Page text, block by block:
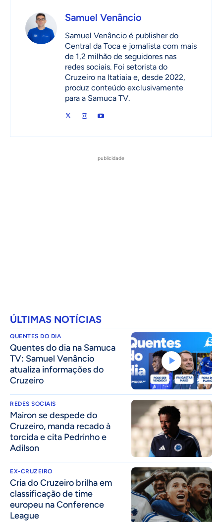
Samuel Venâncio
Samuel Venâncio é publisher do
Central da Toca e jornalista com mais
de 1,2 milhão de seguidores nas
redes sociais. Foi setorista do
Cruzeiro na Itatiaia e, desde 2022,
produz conteúdo exclusivamente
para a Samuca TV.
publicidade
ÚLTIMAS NOTÍCIAS
QUENTES DO DIA
Quentes do dia na Samuca
TV: Samuel Venâncio
atualiza informações do
Cruzeiro
REDES SOCIAIS
Mairon se despede do
Cruzeiro, manda recado à
torcida e cita Pedrinho e
Adilson
EX-CRUZEIRO
Cria do Cruzeiro brilha em
classificação de time
europeu na Conference
League